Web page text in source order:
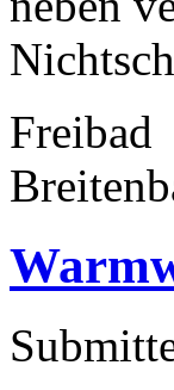
Freibad